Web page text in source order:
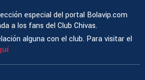
especial del portal Bolavip.com
a los fans del Club Chivas.
alguna con el club. Para visitar el